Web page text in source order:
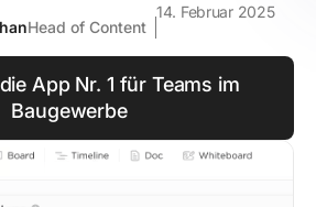
Head of Content
14. Februar 2025
App Nr. 1 für Teams im
Baugewerbe